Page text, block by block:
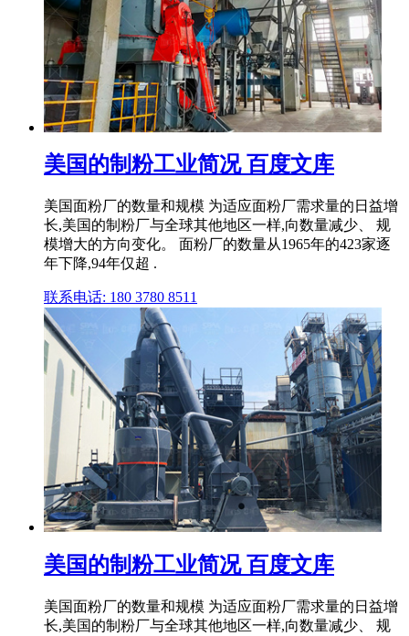
美国的制粉工业简况 百度文库
美国面粉厂的数量和规模 为适应面粉厂需求量的日益增
长,美国的制粉厂与全球其他地区一样,向数量减少、 规
模增大的方向变化。 面粉厂的数量从1965年的423家逐
年下降,94年仅超 .
联系电话: 180 3780 8511
美国的制粉工业简况 百度文库
美国面粉厂的数量和规模 为适应面粉厂需求量的日益增
长,美国的制粉厂与全球其他地区一样,向数量减少、 规